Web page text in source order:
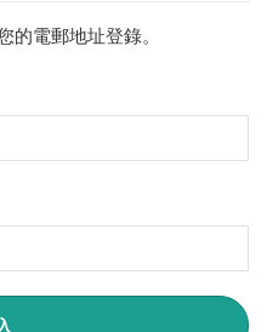
的電郵地址登錄。